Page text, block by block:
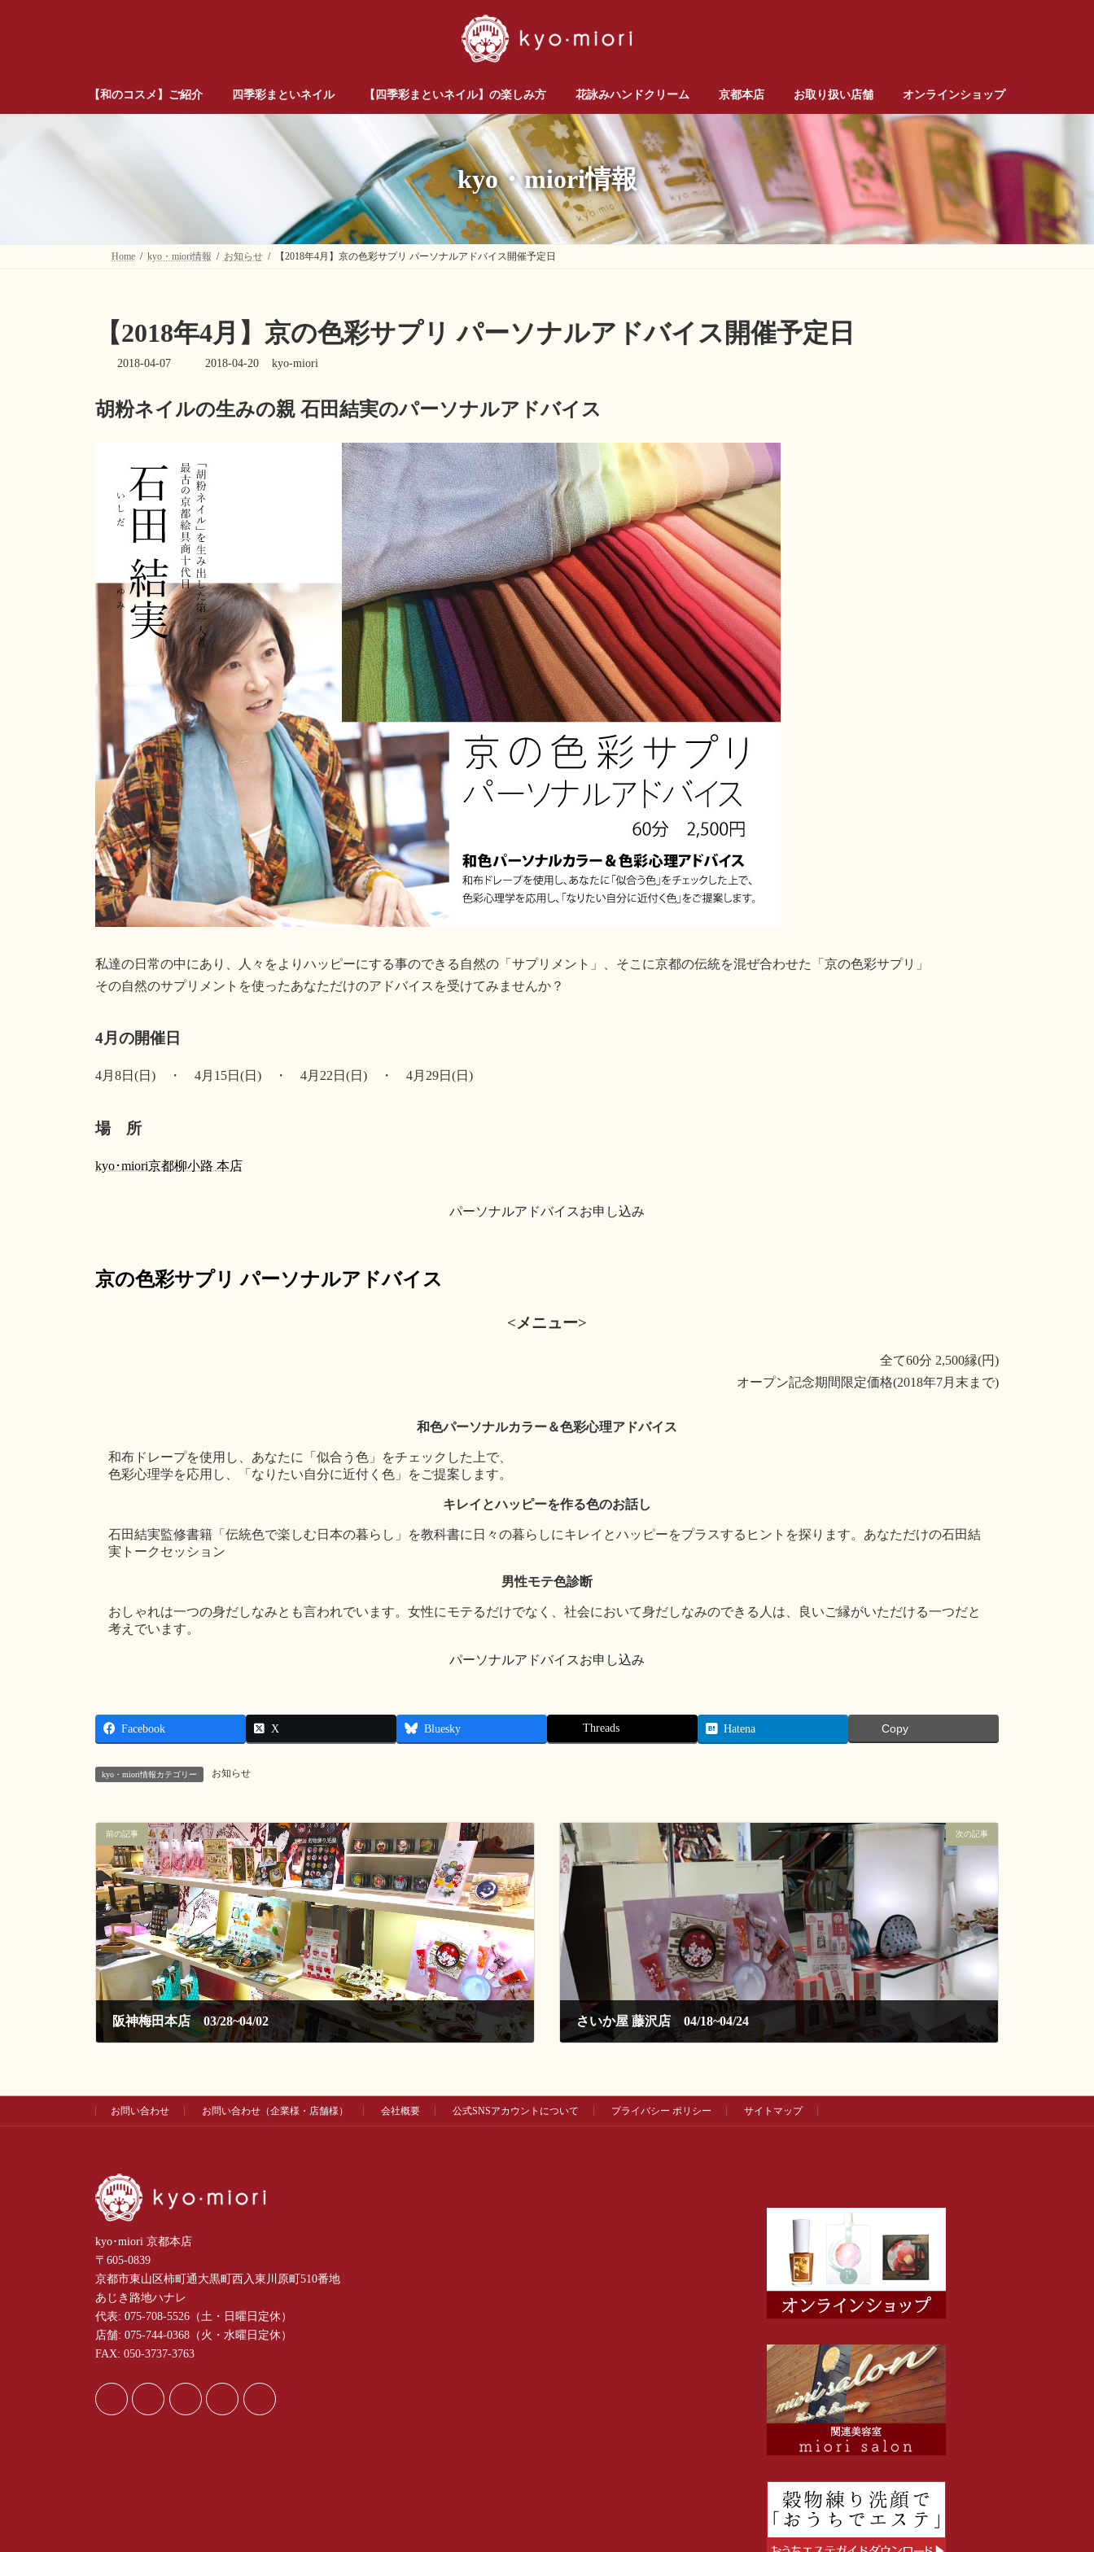
【和のコスメ】ご紹介 四季彩まといネイル 【四季彩まといネイル】の楽しみ方 花詠みハンドクリーム 京都本店 お取り扱い店舗 オンラインショップ
kyo・miori情報
Home kyo・miori情報 お知らせ 【2018年4月】京の色彩サプリ パーソナルアドバイス開催予定日
【2018年4月】京の色彩サプリ パーソナルアドバイス開催予定日
2018-04-07
最
新
日
2018-04-20 kyo-miori
胡粉ネイルの生みの親 石田結実のパーソナルアドバイス
私達の日常の中にあり、人々をよりハッピーにする事のできる自然の「サプリメント」、そこに京都の伝統を混ぜ合わせた「京の色彩サプリ」
その自然のサプリメントを使ったあなただけのアドバイスを受けてみませんか？
4月の開催日
4月8日(日) ・ 4月15日(日) ・ 4月22日(日) ・ 4月29日(日)
場 所
kyo･miori京都柳小路 本店
パーソナルアドバイスお申し込み
京の色彩サプリ パーソナルアドバイス
<メニュー>
全て60分 2,500縁(円)
オープン記念期間限定価格(2018年7月末まで)
和色パーソナルカラー＆色彩心理アドバイス
和布ドレープを使用し、あなたに「似合う色」をチェックした上で、
色彩心理学を応用し、「なりたい自分に近付く色」をご提案します。
キレイとハッピーを作る色のお話し
石田結実監修書籍「伝統色で楽しむ日本の暮らし」を教科書に日々の暮らしにキレイとハッピーをプラスするヒントを探ります。あなただけの石田結
実トークセッション
男性モテ色診断
おしゃれは一つの身だしなみとも言われでいます。女性にモテるだけでなく、社会において身だしなみのできる人は、良いご縁がいただける一つだと
考えでいます。
パーソナルアドバイスお申し込み
Facebook X Bluesky Threads Hatena Copy
kyo・miori情報カテゴリー お知らせ
前の記事
阪神梅田本店 03/28~04/02
次の記事
さいか屋 藤沢店 04/18~04/24
お問い合わせ お問い合わせ（企業様・店舗様） 会社概要 公式SNSアカウントについて プライバシー ポリシー サイトマップ
kyo･miori 京都本店
〒605-0839
京都市東山区柿町通大黒町西入東川原町510番地
あじき路地ハナレ
代表: 075-708-5526（土・日曜日定休）
店舗: 075-744-0368（火・水曜日定休）
FAX: 050-3737-3763